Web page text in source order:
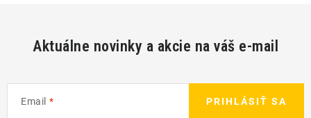
Aktuálne novinky a akcie na váš e-mail
Email PRIHLÁSIŤ SA